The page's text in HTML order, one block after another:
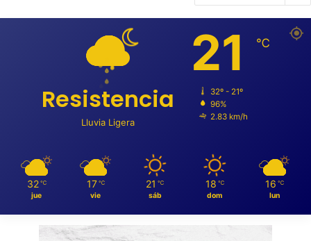
Resistencia
Lluvia Ligera
21 ℃
32º - 21º
96%
2.83 km/h
32 ℃
jue
17 ℃
vie
21 ℃
sáb
18 ℃
dom
16 ℃
lun